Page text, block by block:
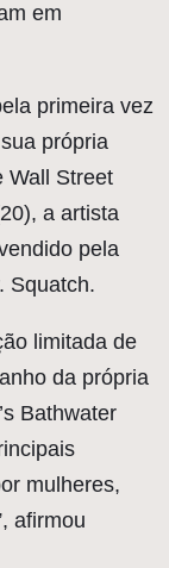
em
primeira vez
própria
Wall Street
a artista
pela
Squatch.
limitada de
da própria
Bathwater
mulheres,
afirmou